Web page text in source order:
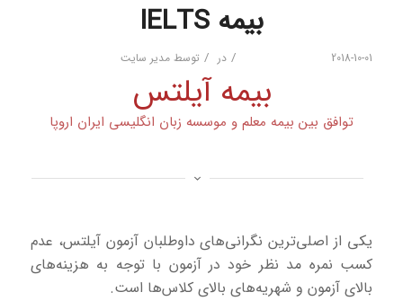
بیمه IELTS
2018-10-01
/ در / توسط مدیر سایت
بیمه آیلتس
توافق بین بیمه معلم و موسسه زبان انگلیسی ایران اروپا
یکی از اصلی‌ترین نگرانی‌های داوطلبان آزمون آیلتس، عدم
کسب نمره مد نظر خود در آزمون با توجه به هزینه‌های
بالای آزمون و شهریه‌های بالای کلاس‌ها است.